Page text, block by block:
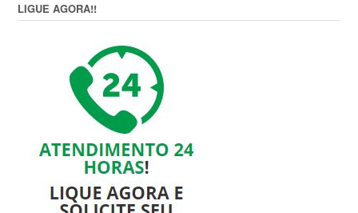
LIGUE AGORA!!